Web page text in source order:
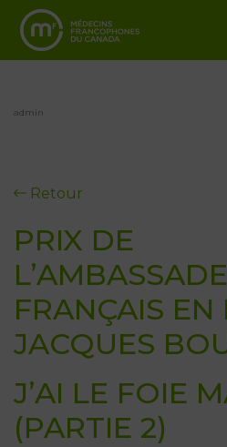
admin
Retour
PRIX DE
FRANÇAIS EN
JACQUES
J’AI LE FOIE
(PARTIE 2)